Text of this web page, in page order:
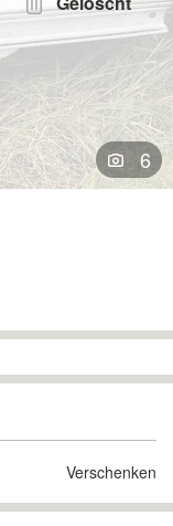
6
Verschenken